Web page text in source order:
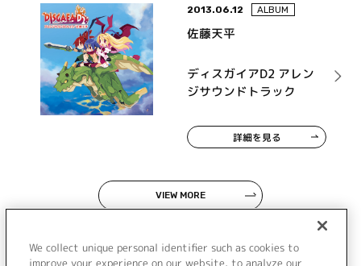
2013.06.12 ALBUM
佐藤天平
ディスガイアD2 アレン
ジサウンドトラック
詳細を見る
VIEW MORE
We collect unique personal identifier such as cookies to
improve your experience on our website, to analyze our